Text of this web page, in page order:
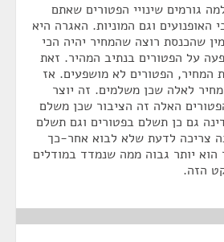
גורמים שינויי הפטורים שאתם
האופנועים וגם המוניות. האגרה היא
שהכנסת רוצה שהמחיר יהיה הכי
על הפטורים בנתיב המהיר. זאת
המחיר, הפטורים לא מושפעים. אז
לאלה שכן משלמים. זה יוצר
האלה זה הציבור שכן משלם
גם כן תשלם בפטורים וגם תשלם
צריכה לדעת שלא לבוא אחר-כך
הוא יותר גבוה ממה שנמדד במודלים
הזה.